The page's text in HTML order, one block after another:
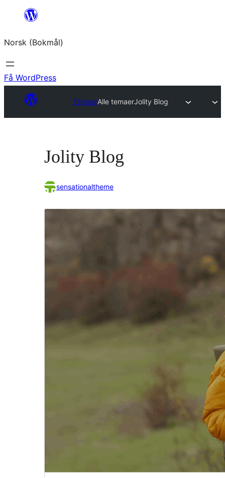
Hopp
innhold
Norsk (Bokmål)
Få WordPress
TemaerAlle temaerJolity Blog
Jolity Blog
sensationaltheme